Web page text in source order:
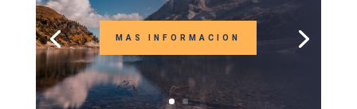
MAS INFORMACION